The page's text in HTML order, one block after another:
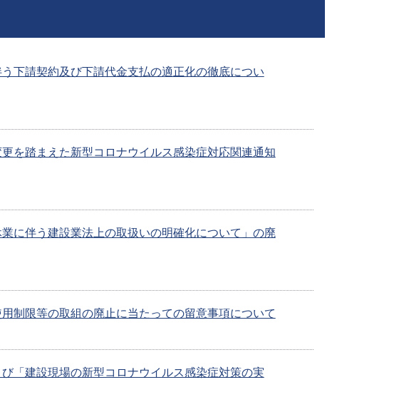
下請契約及び下請代金支払の適正化の徹底につい
を踏まえた新型コロナウイルス感染症対応関連通知
に伴う建設業法上の取扱いの明確化について」の廃
制限等の取組の廃止に当たっての留意事項について
「建設現場の新型コロナウイルス感染症対策の実